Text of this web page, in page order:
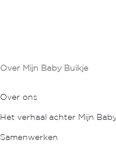
Over Mijn Baby Buikje
Over ons
Het verhaal achter Mijn
Samenwerken